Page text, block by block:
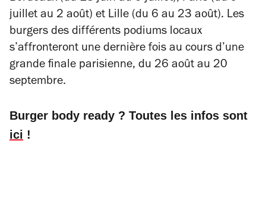
juillet au 2 août) et Lille (du 6 au 23 août). Les
burgers des différents podiums locaux
s’affronteront une dernière fois au cours d’une
grande finale parisienne, du 26 août au 20
septembre.
Burger body ready ? Toutes les infos sont
ici !